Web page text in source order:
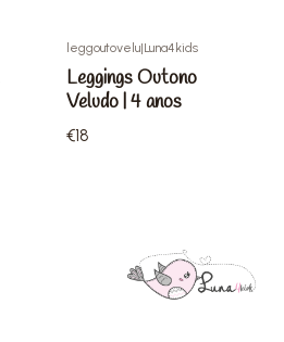
leggoutovelu|Luna4kids
Leggings Outono
Veludo | 4 anos
€18